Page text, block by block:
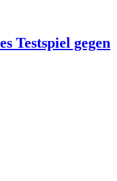
Testspiel gegen